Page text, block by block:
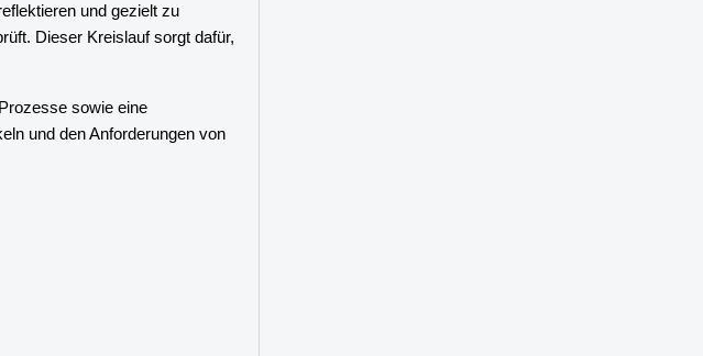
und gezielt zu
Dieser Kreislauf sorgt dafür,
sowie eine
und den Anforderungen von